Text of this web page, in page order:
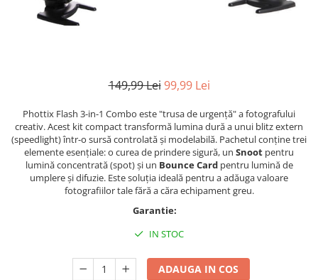
Filtre foto
Convertoare pe filet foto video
Inele reductii obiective
Curatare si intretinere
Blitz-uri externe
Blitz-uri TTL - Dedicate
149,99 Lei 99,99 Lei
Phottix Flash 3-in-1 Combo este "trusa de urgență" a fotografului
creativ. Acest kit compact transformă lumina dură a unui blitz extern
(speedlight) într-o sursă controlată și modelabilă. Pachetul conține trei
elemente esențiale: o curea de prindere sigură, un Snoot pentru
lumină concentrată (spot) și un Bounce Cardpentru lumină de
umplere și difuzie. Este soluția ideală pentru a adăuga valoare
fotografiilor tale fără a căra echipament greu.
Garantie:
IN STOC
ADAUGA IN COS